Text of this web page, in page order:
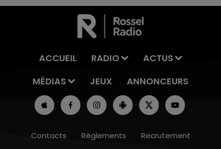
ACCUEIL RADIO
ACTUS
MÉDIAS
JEUX ANNONCEURS
Contacts Règlements Recrutement